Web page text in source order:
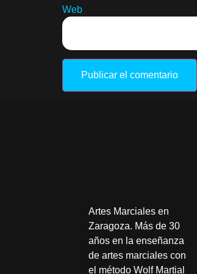
Web
Artes Marciales en
Zaragoza. Más de 30
años en la enseñanza
de artes marciales con
el método Wolf Martial